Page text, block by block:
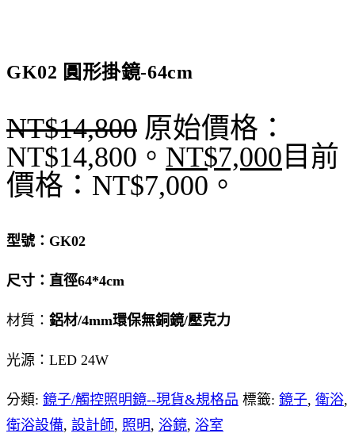
GK02 圓形掛鏡-64cm
NT$14,800 原始價格：
NT$14,800。 NT$7,000 目前
價格：NT$7,000。
型號：GK02
尺寸：直徑64*4cm
材質： 鋁材/4mm環保無銅鏡/壓克力
光源：LED 24W
分類: 鏡子/觸控照明鏡--現貨&規格品 標籤: 鏡子, 衛浴,
衛浴設備, 設計師, 照明, 浴鏡, 浴室